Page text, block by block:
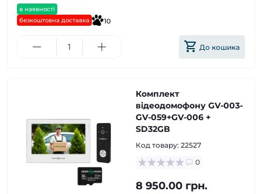
в наявності
безкоштовна доставка
10
До кошика
Комплект
відеодомофону GV-003-
GV-059+GV-006 +
SD32GB
Код товару: 22527
0
8 950.00 грн.